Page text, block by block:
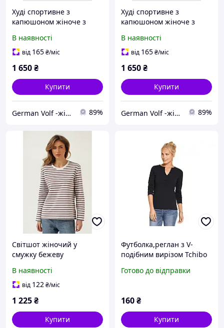
Худі спортивне з
капюшоном жіноче з
В наявності
від 165₴/міс
1 650₴
Купити
German Volf -жіночий та чоловічий одяг від виробника 89%
Худі спортивне з
капюшоном жіноче з
В наявності
від 165₴/міс
1 650₴
Купити
German Volf -жіночий та чоловічий одяг від виробника 89%
Світшот жіночий у
смужку бежеву
В наявності
від 122₴/міс
1 225₴
Купити
Футболка,реглан з V-
подібним вирізом Tchibo
Готово до відправки
160₴
Купити